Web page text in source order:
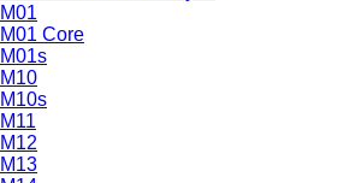
M01
M01 Core
M01s
M10
M10s
M11
M12
M13